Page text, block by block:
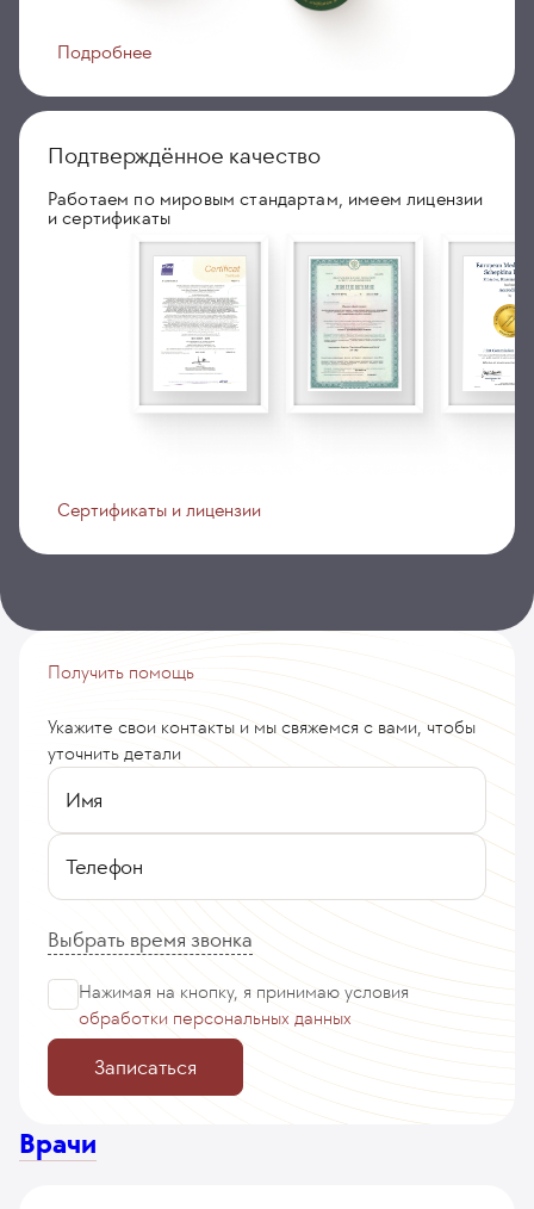
Подробнее
Подтверждённое качество
Работаем по мировым стандартам, имеем лицензии
и сертификаты
Сертификаты и лицензии
Получить помощь
Укажите свои контакты и мы свяжемся с вами, чтобы
уточнить детали
Имя
Телефон
Выбрать время звонка
Нажимая на кнопку, я принимаю условия
обработки персональных данных
Записаться
Врачи